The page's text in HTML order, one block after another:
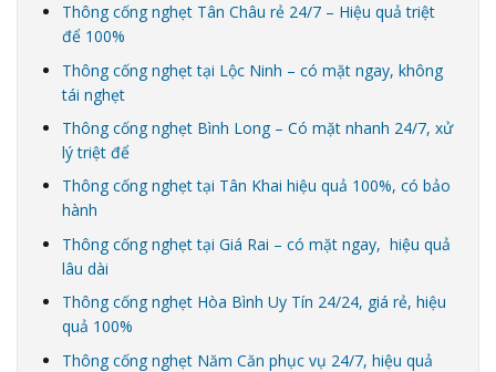
Thông cống nghẹt Tân Châu rẻ 24/7 – Hiệu quả triệt
để 100%
Thông cống nghẹt tại Lộc Ninh – có mặt ngay, không
tái nghẹt
Thông cống nghẹt Bình Long – Có mặt nhanh 24/7, xử
lý triệt để
Thông cống nghẹt tại Tân Khai hiệu quả 100%, có bảo
hành
Thông cống nghẹt tại Giá Rai – có mặt ngay, hiệu quả
lâu dài
Thông cống nghẹt Hòa Bình Uy Tín 24/24, giá rẻ, hiệu
quả 100%
Thông cống nghẹt Năm Căn phục vụ 24/7, hiệu quả